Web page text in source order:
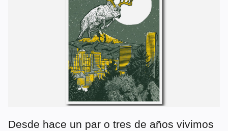
Desde hace un par o tres de años vivimos